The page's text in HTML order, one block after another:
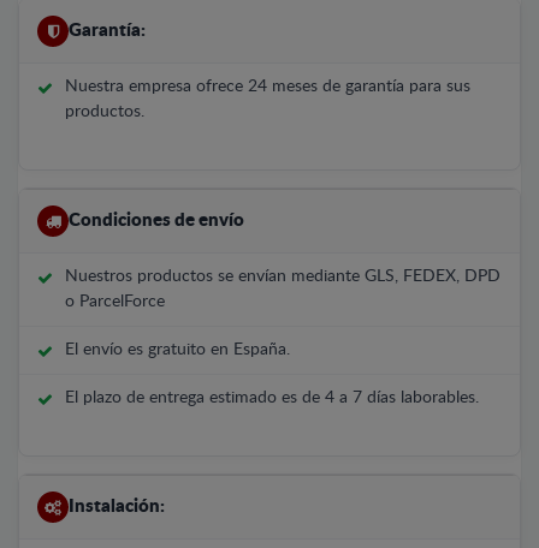
Garantía:
Nuestra empresa ofrece 24 meses de garantía para sus
productos.
Condiciones de envío
Nuestros productos se envían mediante GLS, FEDEX, DPD
o ParcelForce
El envío es gratuito en España.
El plazo de entrega estimado es de 4 a 7 días laborables.
Instalación: